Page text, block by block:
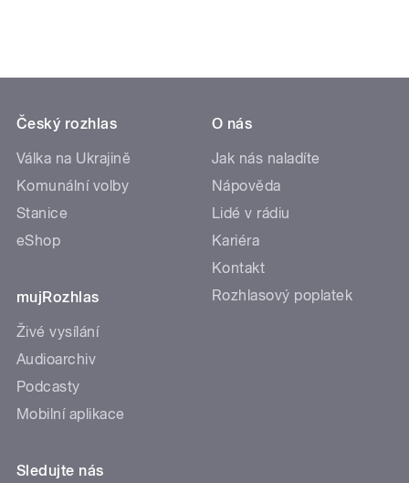
Český rozhlas
Válka na Ukrajině
Komunální volby
Stanice
eShop
mujRozhlas
Živé vysílání
Audioarchiv
Podcasty
Mobilní aplikace
O nás
Jak nás naladíte
Nápověda
Lidé v rádiu
Kariéra
Kontakt
Rozhlasový poplatek
Sledujte nás